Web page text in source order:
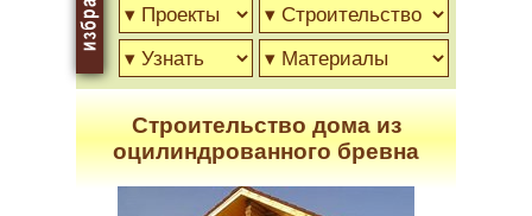
Строительство дома из
оцилиндрованного бревна